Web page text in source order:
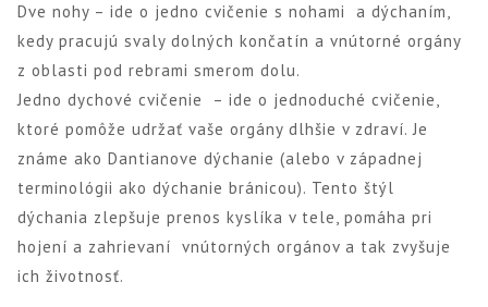
Dve nohy – ide o jedno cvičenie s nohami a dýchaním,
kedy pracujú svaly dolných končatín a vnútorné orgány
z oblasti pod rebrami smerom dolu.
Jedno dychové cvičenie – ide o jednoduché cvičenie,
ktoré pomôže udržať vaše orgány dlhšie v zdraví. Je
známe ako Dantianove dýchanie (alebo v západnej
terminológii ako dýchanie bránicou). Tento štýl
dýchania zlepšuje prenos kyslíka v tele, pomáha pri
hojení a zahrievaní vnútorných orgánov a tak zvyšuje
ich životnosť.